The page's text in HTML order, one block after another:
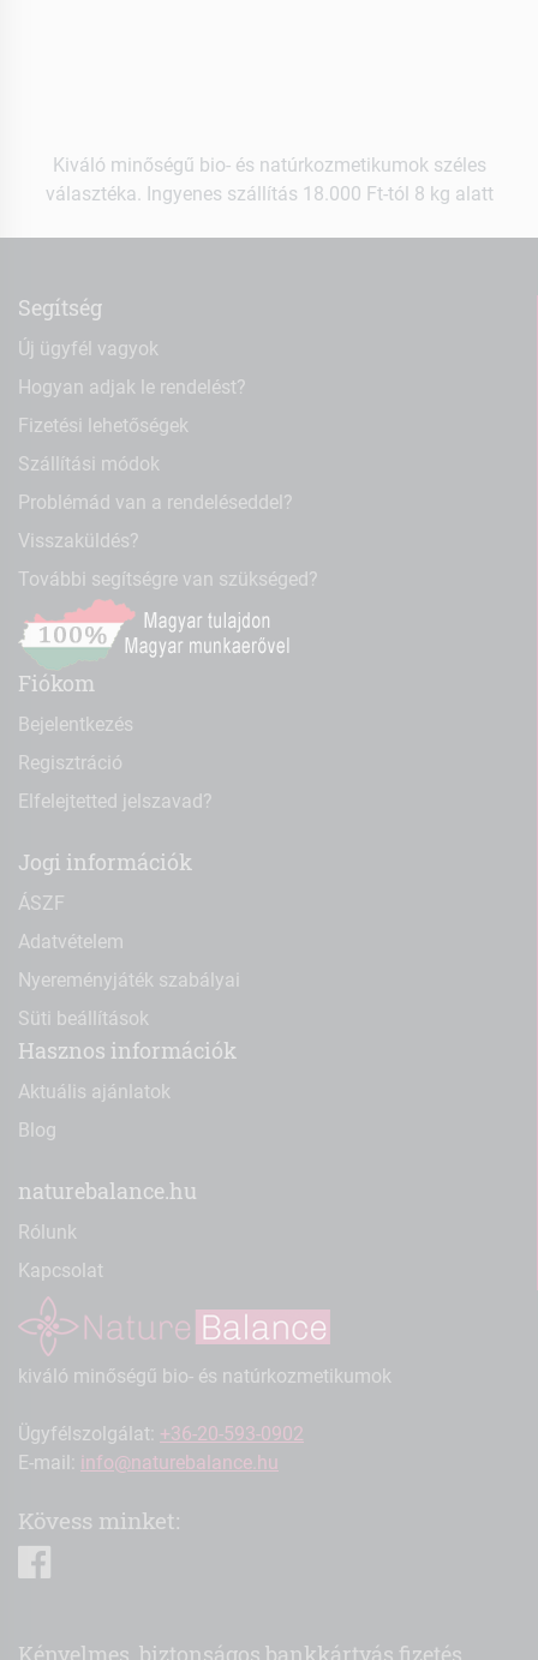
Kiváló minőségű bio- és natúrkozmetikumok széles
választéka. Ingyenes szállítás 18.000 Ft-tól 8 kg alatt
Segítség
Új ügyfél vagyok
Hogyan adjak le rendelést?
Fizetési lehetőségek
Szállítási módok
Problémád van a rendeléseddel?
Visszaküldés?
További segítségre van szükséged?
Fiókom
Bejelentkezés
Regisztráció
Elfelejtetted jelszavad?
Jogi információk
ÁSZF
Adatvételem
Nyereményjáték szabályai
Süti beállítások
Hasznos információk
Aktuális ajánlatok
Blog
naturebalance.hu
Rólunk
Kapcsolat
kiváló minőségű bio- és natúrkozmetikumok
Ügyfélszolgálat: +36-20-593-0902
E-mail: info@naturebalance.hu
Kövess minket: